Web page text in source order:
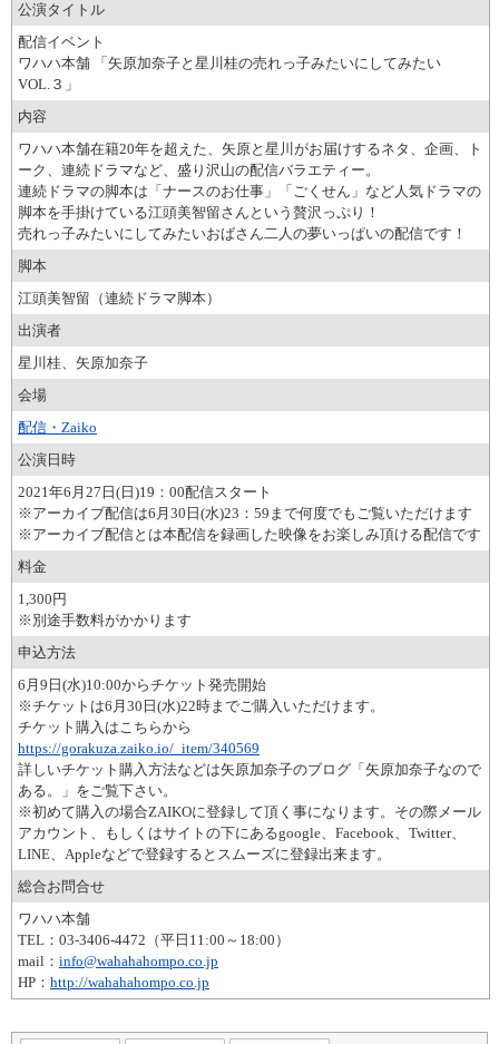
公演タイトル
配信イベント
ワハハ本舗 「矢原加奈子と星川桂の売れっ子みたいにしてみたい
VOL.３」
内容
ワハハ本舗在籍20年を超えた、矢原と星川がお届けするネタ、企画、ト
ーク、連続ドラマなど、盛り沢山の配信バラエティー。
連続ドラマの脚本は「ナースのお仕事」「ごくせん」など人気ドラマの
脚本を手掛けている江頭美智留さんという贅沢っぷり！
売れっ子みたいにしてみたいおばさん二人の夢いっぱいの配信です！
脚本
江頭美智留（連続ドラマ脚本）
出演者
星川桂、矢原加奈子
会場
配信・Zaiko
公演日時
2021年6月27日(日)19：00配信スタート
※アーカイブ配信は6月30日(水)23：59まで何度でもご覧いただけます
※アーカイブ配信とは本配信を録画した映像をお楽しみ頂ける配信です
料金
1,300円
※別途手数料がかかります
申込方法
6月9日(水)10:00からチケット発売開始
※チケットは6月30日(水)22時までご購入いただけます。
チケット購入はこちらから
https://gorakuza.zaiko.io/_item/340569
詳しいチケット購入方法などは矢原加奈子のブログ「矢原加奈子なので
ある。」をご覧下さい。
※初めて購入の場合ZAIKOに登録して頂く事になります。その際メール
アカウント、もしくはサイトの下にあるgoogle、Facebook、Twitter、
LINE、Appleなどで登録するとスムーズに登録出来ます。
総合お問合せ
ワハハ本舗
TEL：03-3406-4472（平日11:00～18:00）
mail： info@wahahahompo.co.jp
HP： http://wahahahompo.co.jp